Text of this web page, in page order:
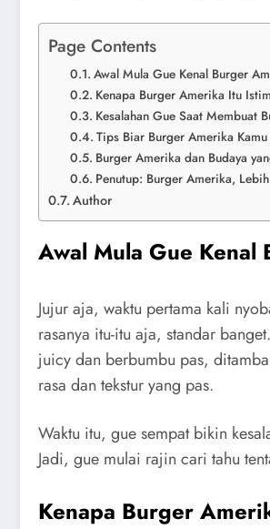
Page Contents
Awal Mula Gue Kenal Burger
Kenapa Burger Amerika Itu
Kesalahan Gue Saat Membuat
Tips Biar Burger Amerika
Burger Amerika dan Budaya
Penutup: Burger Amerika,
Author
Awal Mula Gue Kenal
Jujur aja, waktu pertama kali
rasanya itu-itu aja, standar
juicy dan berbumbu pas,
rasa dan tekstur yang pas.
Waktu itu, gue sempat bikin
Jadi, gue mulai rajin cari tahu
Kenapa Burger